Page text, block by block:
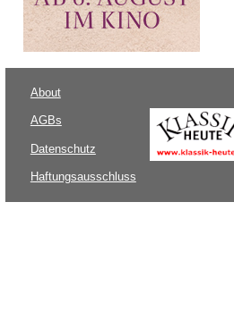
About
AGBs
Datenschutz
Haftungsausschluss